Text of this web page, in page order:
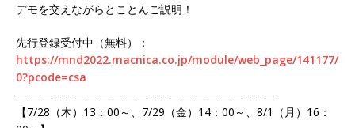
デモを交えながらとことんご説明！
先行登録受付中（無料）：
https://mnd2022.macnica.co.jp/module/web_page/141177/
0?pcode=csa
——————————————————————
【7/28（木）13：00～、7/29（金）14：00～、8/1（月）16：